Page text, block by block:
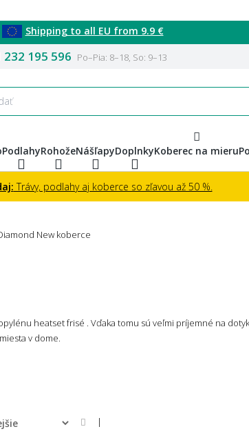
Shipping to all EU from 9.9 €
232 195 596 Po–Pia: 8–18, So: 9–13
PodlahyRohožeNášľapyDoplnkyKoberec na mieru
Trávy, podlahy aj koberce so zľavou až 50 %.
New koberce
heatset frisé . Vďaka tomu sú veľmi príjemné na
v dome.
|